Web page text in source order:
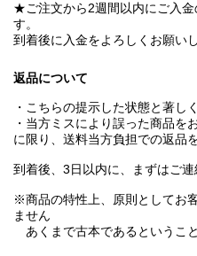
★ご注文から2週間以内にご入金
す。
到着後に入金をよろしくお願いし
返品について
・こちらの提示した状態と著し
・当方ミスにより誤った商品を
に限り、送料当方負担での返品
到着後、3日以内に、まずはご
※商品の特性上、原則としてお
ません
あくまで古本であるというこ